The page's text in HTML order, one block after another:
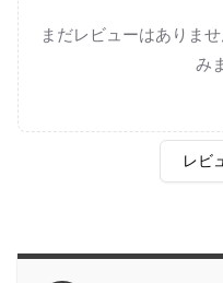
まだレビューはありま
み
レビ